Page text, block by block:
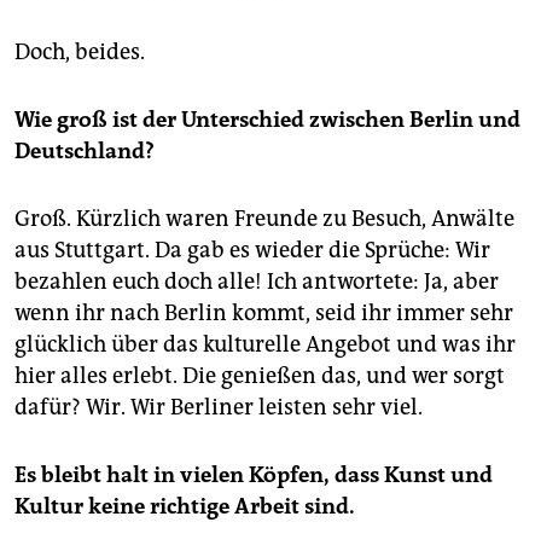
Doch, beides.
Wie groß ist der Unterschied zwischen Berlin und
Deutschland?
Groß. Kürzlich waren Freunde zu Besuch, Anwälte
aus Stuttgart. Da gab es wieder die Sprüche: Wir
bezahlen euch doch alle! Ich antwortete: Ja, aber
wenn ihr nach Berlin kommt, seid ihr immer sehr
glücklich über das kulturelle Angebot und was ihr
hier alles erlebt. Die genießen das, und wer sorgt
dafür? Wir. Wir Berliner leisten sehr viel.
Es bleibt halt in vielen Köpfen, dass Kunst und
Kultur keine richtige Arbeit sind.